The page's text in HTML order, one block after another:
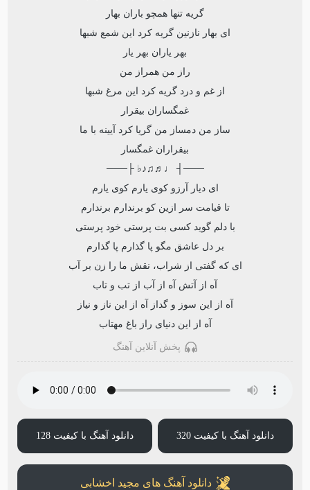
گریه تنها همچو باران بهار
ای بهار نازنین گریه کرد این شمع شبها
بهر یاران بهر یار
راز من همراز من
از غم و درد گریه کرد این مرغ شبها
غمگساران بیقرار
ساز من دمساز من گریا کرد آیینه با ما
بیقراران غمگسار
───┤ ♩♬♫♪♭ ├───
ای دیار آرزو کوی یارم کوی یارم
تا قیامت سر ازین کو برندارم برندارم
با دلم گوید کسی بت پرستی خود پرستی
بر دل عاشق مگو پا گذارم پا گذارم
ای که گفتی از شراب، نقش ما را زن بر آب
آه از آتش آه از آب از تب و تاب
آه از این سوز و گداز آه از این ناز و نیاز
آه از این دنیای راز باغ مهتاب
پخش آنلاین آهنگ
دانلود آهنگ با کیفیت 320 دانلود آهنگ با کیفیت 128
دانلود آهنگ های مجید اخشابی